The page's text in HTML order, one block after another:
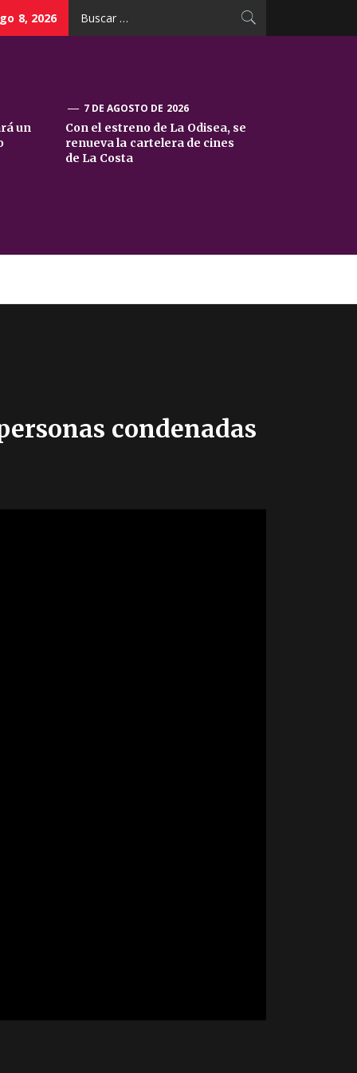
8, 2026
un
7 DE AGOSTO DE 2026
Con el estreno de La Odisea, se
renueva la cartelera de cines
de La Costa
condenadas